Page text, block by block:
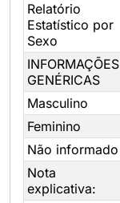
Relatório
Estatístico por
Sexo
INFORMAÇÕES
GENÉRICAS
Masculino
Feminino
Não informado
Nota
explicativa: